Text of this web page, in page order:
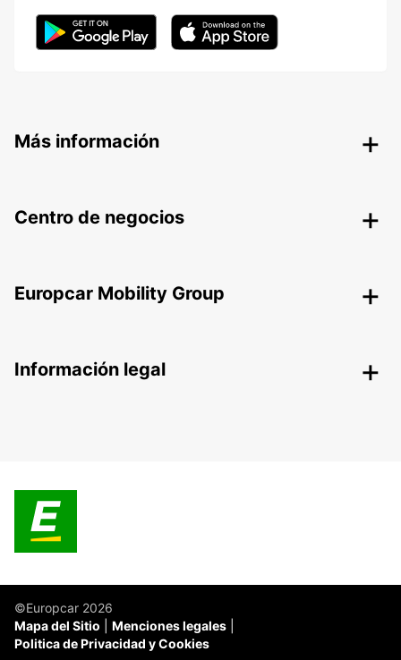
Más información
Centro de negocios
Europcar Mobility Group
Información legal
©Europcar 2026
Mapa del Sitio
Menciones legales
Politica de Privacidad y Cookies